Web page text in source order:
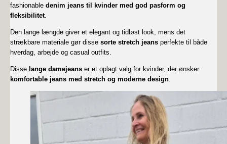
fashionable denim jeans til kvinder med god pasform og
fleksibilitet.
Den lange længde giver et elegant og tidløst look, mens det
strækbare materiale gør disse sorte stretch jeans perfekte til både
hverdag, arbejde og casual outfits.
Disse lange damejeans er et oplagt valg for kvinder, der ønsker
komfortable jeans med stretch og moderne design.